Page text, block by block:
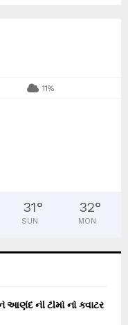
11%
31°
SUN
32°
MON
આણંદ ની ટીમો નો ક્વાટર